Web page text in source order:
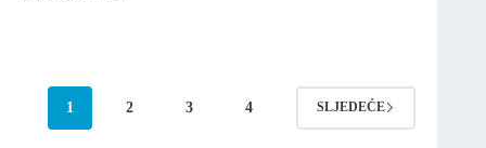
1 2 3 4 SLJEDEĆE